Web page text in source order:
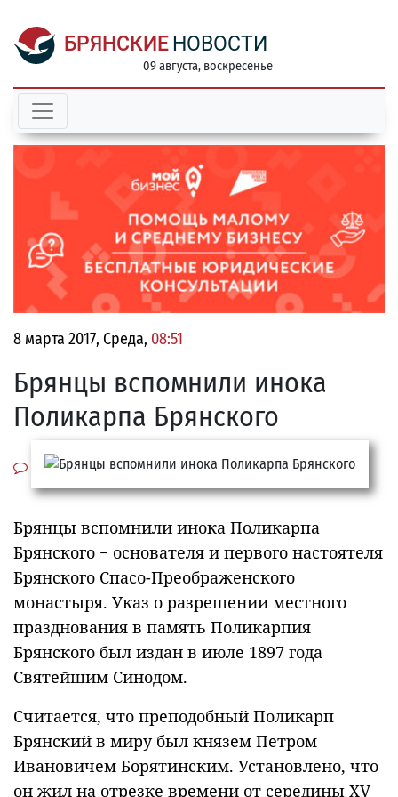
БРЯНСКИЕ НОВОСТИ
09 августа, воскресенье
8 марта 2017, Среда, 08:51
Брянцы вспомнили инока
Поликарпа Брянского
Брянцы вспомнили инока Поликарпа
Брянского − основателя и первого настоятеля
Брянского Спасо-Преображенского
монастыря. Указ о разрешении местного
празднования в память Поликарпия
Брянского был издан в июле 1897 года
Святейшим Синодом.
Считается, что преподобный Поликарп
Брянский в миру был князем Петром
Ивановичем Борятинским. Установлено, что
он жил на отрезке времени от середины XV